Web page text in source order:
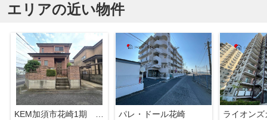
エリアの近い物件
パレ・ドール花崎